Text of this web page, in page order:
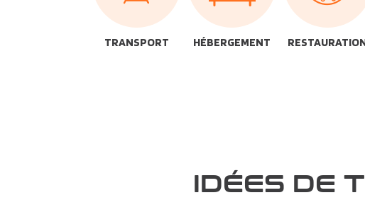
TRANSPORT HÉBERGEMENT
IDÉES DE